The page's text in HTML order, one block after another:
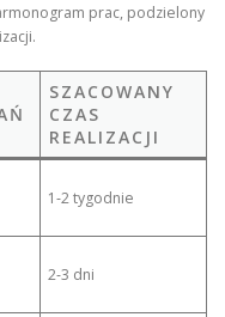
prac, podzielony
SZACOWANY
CZAS
REALIZACJI
1‑2 tygodnie
2‑3 dni